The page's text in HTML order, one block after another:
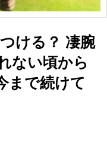
ける？ 凄腕
ない頃から
まで続けて